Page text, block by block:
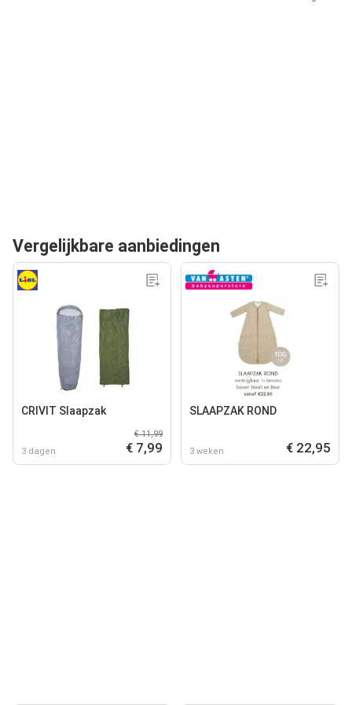
Vergelijkbare aanbiedingen
CRIVIT Slaapzak
3 dagen
€ 11,99
€ 7,99
SLAAPZAK ROND
3 weken € 22,95